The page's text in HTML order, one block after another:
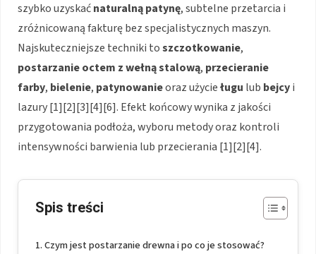
szybko uzyskaćnaturalną patynę, subtelne przetarcia i
zróżnicowaną fakturę bez specjalistycznych maszyn.
Najskuteczniejsze techniki toszczotkowanie,
postarzanie octem z wełną stalową, przecieranie
farby, bielenie, patynowanieoraz użycieługu lub bejcyi
lazury [1][2][3][4][6]. Efekt końcowy wynika z jakości
przygotowania podłoża, wyboru metody oraz kontroli
intensywności barwienia lub przecierania [1][2][4].
Spis treści
Czym jest postarzanie drewna i po co je stosować?